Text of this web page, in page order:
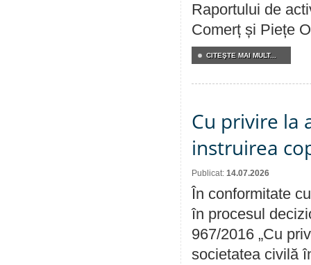
Raportului de
Comerț și Piețe
CITEŞTE MAI MULT...
Cu privire la
instruirea
Publicat: 14.07.2026
În conformitate
în procesul
967/2016 „Cu
societatea civilă